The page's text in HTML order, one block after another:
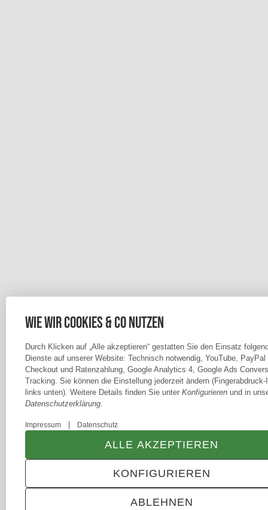
Wie wir Cookies & Co nutzen
Durch Klicken auf „Alle akzeptieren“ gestatten Sie den Einsatz
Dienste auf unserer Website: Technisch notwendig, YouTube,
Checkout und Ratenzahlung, Google Analytics 4, Google Ads
Tracking. Sie können die Einstellung jederzeit ändern (Fingerabdruck-
links unten). Weitere Details finden Sie unter Konfigurieren und in
Datenschutzerklärung.
Impressum Datenschutz
ABLEHNEN
KONFIGURIEREN
ALLE AKZEPTIEREN